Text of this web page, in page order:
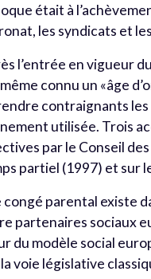
était à
les syndicats et
l’entrée en vigueur
même connu un «âge
contraignants
utilisée. Trois
par le Conseil
partiel (1997) et sur
congé parental existe
partenaires sociaux
du modèle social
voie législative